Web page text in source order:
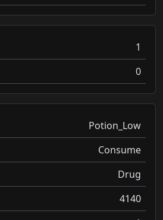
1
0
Potion_Low
Consume
Drug
4140